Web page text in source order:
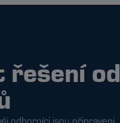
od
odborníci jsou připraveni